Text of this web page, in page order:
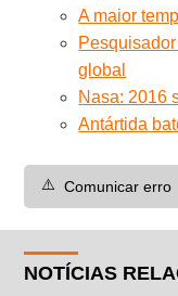
A maior
global
Nasa: 2016
Antártida
⚠️ Comunicar erro
NOTÍCIAS